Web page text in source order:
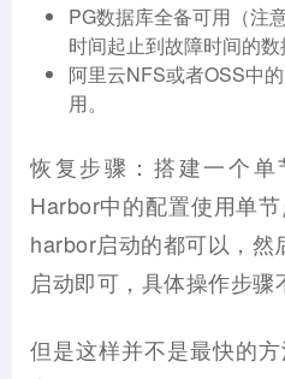
PG数据库全备可用（注
时间起止到故障时间的数
阿里云NFS或者OSS中
用。
恢复步骤：搭建一个单
Harbor中的配置使用单
harbor启动的都可以，
启动即可，具体操作步骤
但是这样并不是最快的